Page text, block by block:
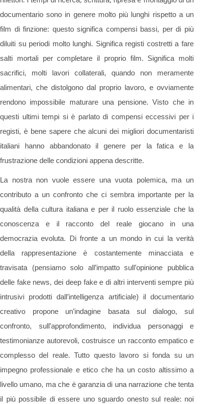
documentario sono in genere molto più lunghi rispetto a un
film di finzione: questo significa compensi bassi, per di più
diluiti su periodi molto lunghi. Significa registi costretti a fare
salti mortali per completare il proprio film. Significa molti
sacrifici, molti lavori collaterali, quando non meramente
alimentari, che distolgono dal proprio lavoro, e ovviamente
rendono impossibile maturare una pensione. Visto che in
questi ultimi tempi si è parlato di compensi eccessivi per i
registi, è bene sapere che alcuni dei migliori documentaristi
italiani hanno abbandonato il genere per la fatica e la
frustrazione delle condizioni appena descritte.
La nostra non vuole essere una vuota polemica, ma un
contributo a un confronto che ci sembra importante per la
qualità della cultura italiana e per il ruolo essenziale che la
conoscenza e il racconto del reale giocano in una
democrazia evoluta. Di fronte a un mondo in cui la verità
della rappresentazione è costantemente minacciata e
travisata (pensiamo solo all’impatto sull’opinione pubblica
delle fake news, dei deep fake e di altri interventi sempre più
intrusivi prodotti dall’intelligenza artificiale) il documentario
creativo propone un’indagine basata sul dialogo, sul
confronto, sull’approfondimento, individua personaggi e
testimonianze autorevoli, costruisce un racconto empatico e
complesso del reale. Tutto questo lavoro si fonda su un
impegno professionale e etico che ha un costo altissimo a
livello umano, ma che è garanzia di una narrazione che tenta
il più possibile di essere uno sguardo onesto sul reale: noi